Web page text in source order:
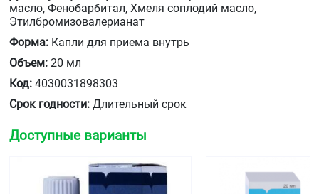
масло, Фенобарбитал, Хмеля соплодий масло,
Этилбромизовалерианат
Форма: Капли для приема внутрь
Объем: 20 мл
Код: 4030031898303
Срок годности: Длительный срок
Доступные варианты